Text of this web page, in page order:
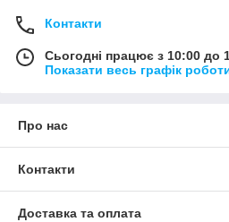
Контакти
Сьогодні працює з 10:00 до
Показати весь графік
Про нас
Контакти
Доставка та оплата